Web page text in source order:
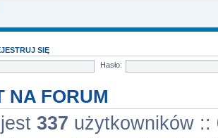
SIĘ
Hasło:
NA FORUM
337 użytkowników ::